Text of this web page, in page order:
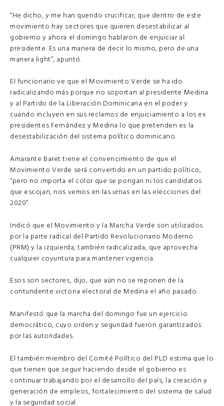
“He dicho, y me han querido crucificar, que dentro de este
movimiento hay sectores que quieren desestabilizar al
gobierno y ahora el domingo hablaron de enjuiciar al
presidente. Es una manera de decir lo mismo, pero de una
manera light”, apuntó.
El funcionario ve que el Movimiento Verde se ha ido
radicalizando más porque no soportan al presidente Medina
y al Partido de la Liberación Dominicana en el poder y
cuando incluyen en sus reclamos de enjuiciamiento a los ex
presidentes Fernández y Medina lo que pretenden es la
desestabilización del sistema político dominicano.
Amarante Baret tiene el convencimiento de que el
Movimiento Verde será convertido en un partido político,
“pero no importa el color que se pongan ni los candidatos
que escojan, nos vemos en las urnas en las elecciones del
2020”.
Indicó que el Movimiento y la Marcha Verde son utilizados
por la parte radical del Partido Revolucionario Moderno
(PRM) y la izquierda, también radicalizada, que aprovecha
cualquier coyuntura para mantener vigencia.
Esos son sectores, dijo, que aún no se reponen de la
contundente victoria electoral de Medina el año pasado.
Manifestó que la marcha del domingo fue un ejercicio
democrático, cuyo orden y seguridad fueron garantizados
por las autoridades.
El también miembro del Comité Político del PLD estima que lo
que tienen que seguir haciendo desde el gobierno es
continuar trabajando por el desarrollo del país, la creación y
generación de empleos, fortalecimiento del sistema de salud
y la seguridad social.